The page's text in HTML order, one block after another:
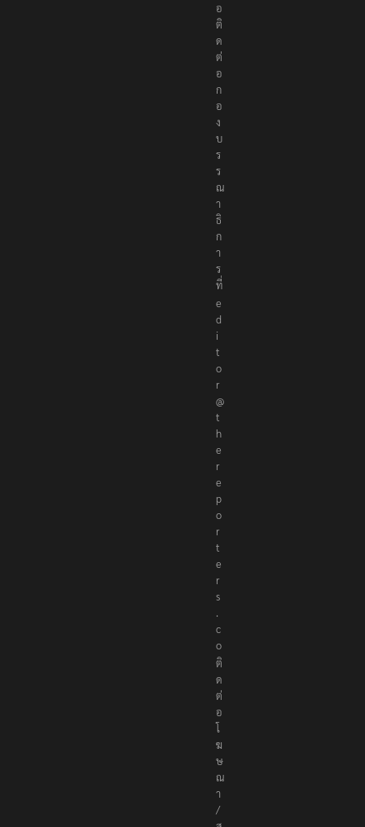
อ
ติ
ด
ต่
อ
ก
อ
ง
บ
ร
ร
ณ
า
ธิ
ก
า
ร
ที่
e
d
i
t
o
r
@
t
h
e
r
e
p
o
r
t
e
r
s
.
c
o
ติ
ด
ต่
อ
โ
ฆ
ษ
ณ
า
/